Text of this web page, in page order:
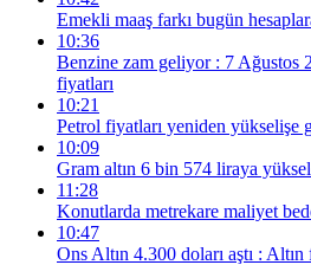
Emekli maaş farkı bugün
10:36
Benzine zam geliyor : 7 Ağustos
fiyatları
10:21
Petrol fiyatları yeniden yükselişe
10:09
Gram altın 6 bin 574 liraya
11:28
Konutlarda metrekare maliyet
10:47
Ons Altın 4.300 doları aştı :